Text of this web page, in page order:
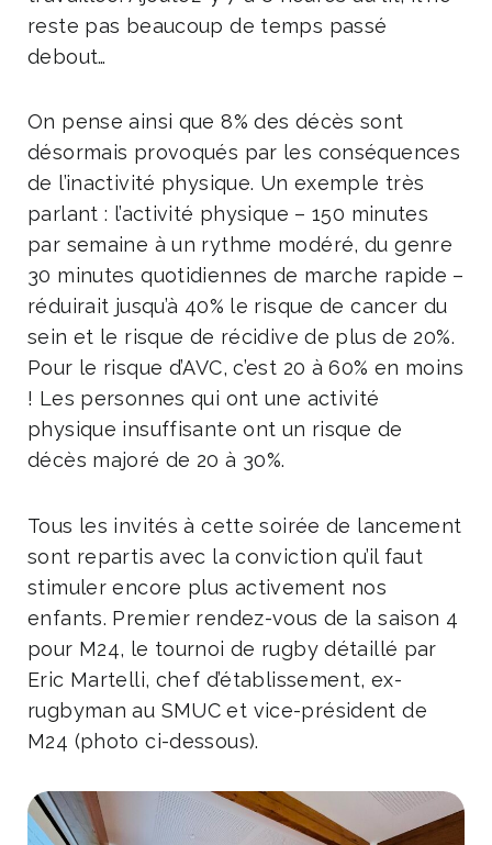
reste pas beaucoup de temps passé
debout…
On pense ainsi que 8% des décès sont
désormais provoqués par les conséquences
de l’inactivité physique. Un exemple très
parlant : l’activité physique – 150 minutes
par semaine à un rythme modéré, du genre
30 minutes quotidiennes de marche rapide –
réduirait jusqu’à 40% le risque de cancer du
sein et le risque de récidive de plus de 20%.
Pour le risque d’AVC, c’est 20 à 60% en moins
! Les personnes qui ont une activité
physique insuffisante ont un risque de
décès majoré de 20 à 30%.
Tous les invités à cette soirée de lancement
sont repartis avec la conviction qu’il faut
stimuler encore plus activement nos
enfants. Premier rendez-vous de la saison 4
pour M24, le tournoi de rugby détaillé par
Eric Martelli, chef d’établissement, ex-
rugbyman au SMUC et vice-président de
M24 (photo ci-dessous).